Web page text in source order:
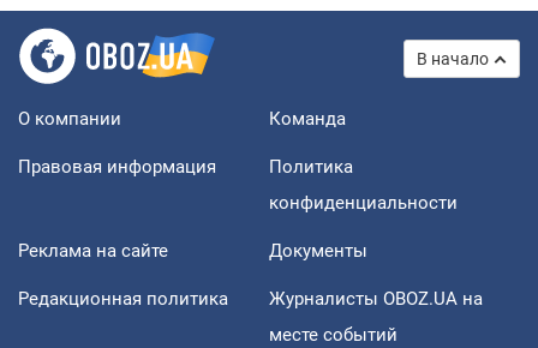
В начало
О компании Команда
Правовая информация
Политика
конфиденциальности
Реклама на сайте Документы
Редакционная политика
Журналисты OBOZ.UA на
месте событий